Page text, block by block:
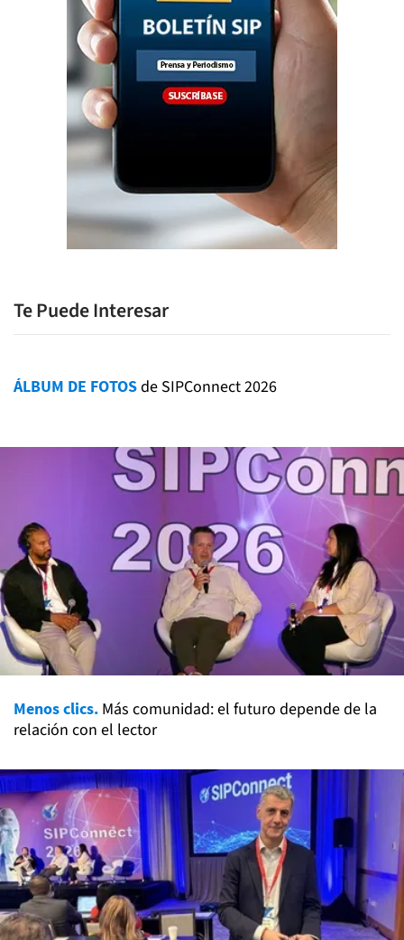
Te Puede Interesar
ÁLBUM DE FOTOSde SIPConnect 2026
Menos clics. Más comunidad: el futuro depende de la
relación con el lector